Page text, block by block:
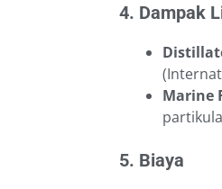
4. Dampak
Marine
5. Biaya